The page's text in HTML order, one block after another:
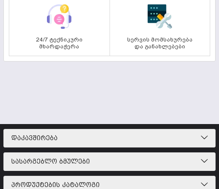
24/7 ტექნიკური
მხარდაჭერა
სერვის მომსახურება
და განახლებები
ᲓᲐᲙᲐᲕᲨᲘᲠᲔᲑᲐ
ᲡᲐᲡᲐᲠᲒᲔᲑᲚᲝ ᲑᲛᲣᲚᲔᲑᲘ
ᲞᲠᲝᲓᲣᲥᲢᲔᲑᲘᲡ ᲙᲐᲢᲐᲚᲝᲒᲘ